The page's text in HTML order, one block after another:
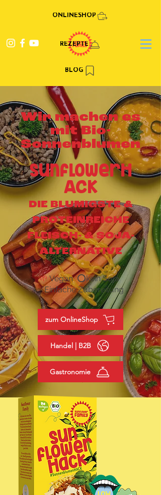
REZEPTE
BLOG
ONLINESHOP
Wir machen es
mit Bio-
Sonnenblumen
sunflowerH
ACK
DIE BLUMIGSTE &
PROTEIN­REICHE
­FLEISCH- & SOJA­
ALTERNATIVE
🌱Vegan ⭕kein Soja
✅Einfache Zubereitung
zum OnlineShop
Handel | B2B
Gastronomie